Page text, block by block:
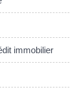
immobilier